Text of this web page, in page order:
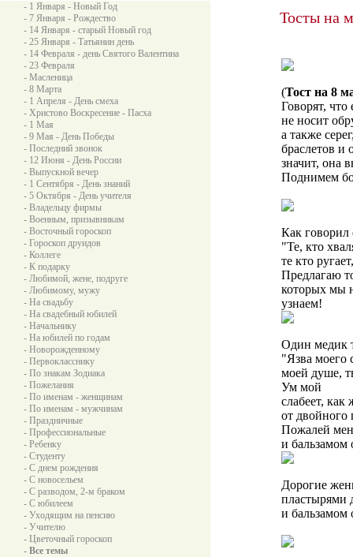
- 1 Января - Новый Год
- 7 Января - Рождество
- 14 Января - старый Новый год
- 25 Января - Татьянин день
- 14 Февраля - день Святого Валентина
- 23 Февраля
- Масленица
- 8 Марта
- 1 Апреля - День смеха
- Христово Воскресение - Пасха
- 1 Мая
- 9 Мая - День Победы
- Последний звонок
- 12 Июня - День России
- Выпускной вечер
- 1 Сентября - День знаний
- 5 Октября - День учителя
- Владельцу фирмы
- Военным, призывникам
- Восточный гороскоп
- Гороскоп друидов
- Коллеге
- К подарку
- Любимой, жене, подруге
- Любимому, мужу
- На свадьбу
- На свадебный юбилей
- Начальнику
- На юбилей по годам
- Новорожденному
- Первокласснику
- По знакам Зодиака
- Пожелания
- По именам - женщинам
- По именам - мужчинам
- Праздничные
- Профессиональные
- Ребенку
- Студенту
- С днем рождения
- С новосельем
- С разводом, 2-м браком
- С юбилеем
- Уходящим на пенсию
- Учителю
- Цветочный гороскоп
- Все темы
Тосты на
(Тост на 8
Говорят,
не носит
а также
браслетов и
значит, она
Поднимем
Как говорил
"Те, кто
те кто
Предлагаю
которых мы
узнаем!
Один медик
"Язва моего
моей душе,
Ум мой
слабеет, как
от двойного
Пожалей
и бальзамом
Дорогие
пластырями
и бальзамом